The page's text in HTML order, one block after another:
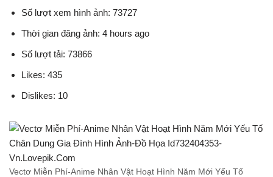
Số lượt xem hình ảnh: 73727
Thời gian đăng ảnh: 4 hours ago
Số lượt tải: 73866
Likes: 435
Dislikes: 10
Vectơ Miễn Phí-Anime Nhân Vật Hoạt Hình Năm Mới Yếu Tố